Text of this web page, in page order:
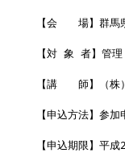
【会　　場】群
【対 象 者】管
【講　　師】（
【申込方法】参
【申込期限】平成